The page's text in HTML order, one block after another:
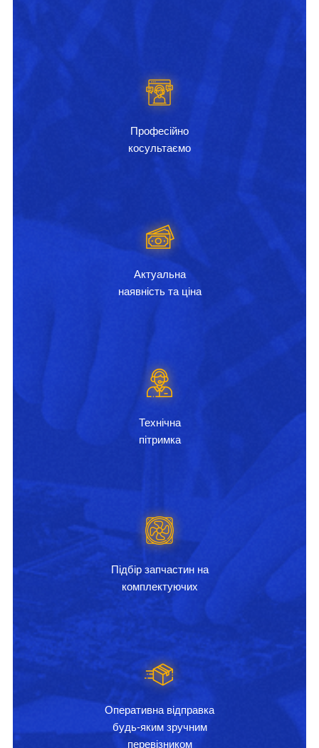
Професійно
косультаємо
Актуальна
наявність та ціна
Технічна
пітримка
Підбір запчастин на
комплектуючих
Оперативна відправка
будь-яким зручним
перевізником